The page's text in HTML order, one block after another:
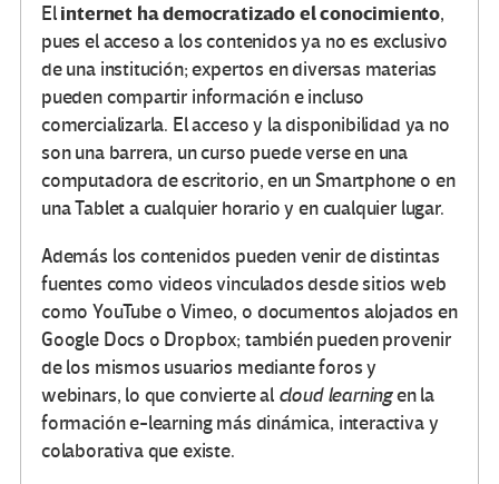
Elinternet ha democratizado el conocimiento,
pues el acceso a los contenidos ya no es exclusivo
de una institución; expertos en diversas materias
pueden compartir información e incluso
comercializarla. El acceso y la disponibilidad ya no
son una barrera, un curso puede verse en una
computadora de escritorio, en un Smartphone o en
una Tablet a cualquier horario y en cualquier lugar.
Además los contenidos pueden venir de distintas
fuentes como videos vinculados desde sitios web
como YouTube o Vimeo, o documentos alojados en
Google Docs o Dropbox; también pueden provenir
de los mismos usuarios mediante foros y
webinars, lo que convierte al cloud learningen la
formación e-learning más dinámica, interactiva y
colaborativa que existe.